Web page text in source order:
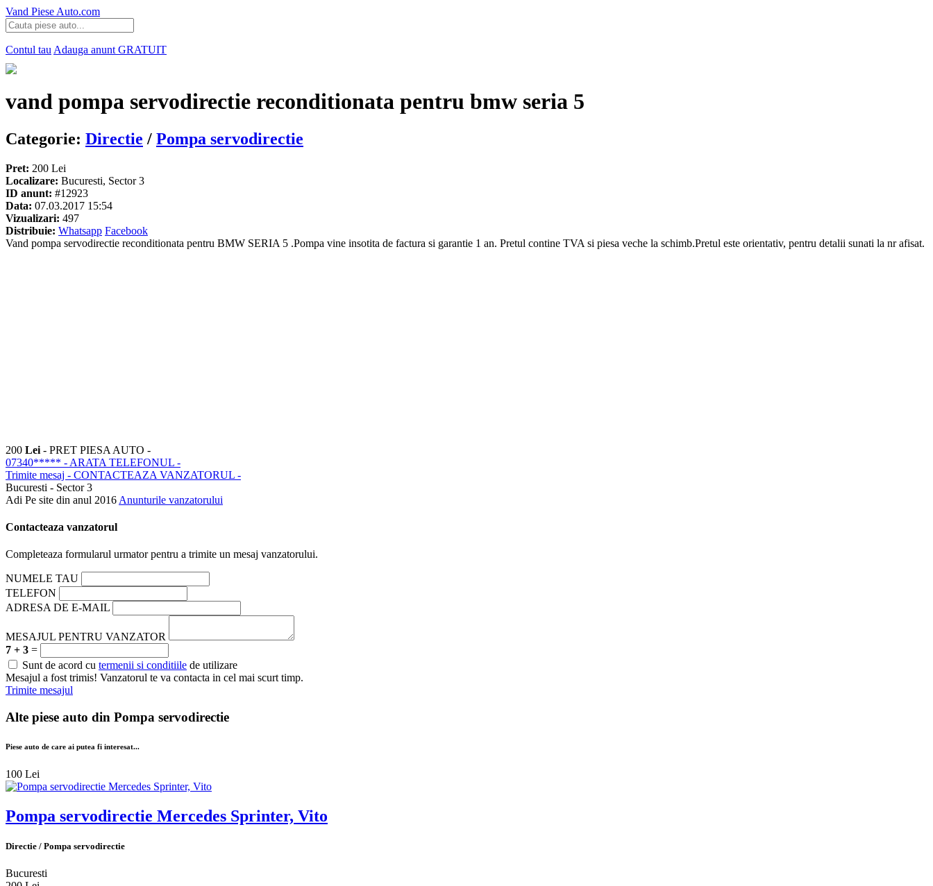
Vand Piese Auto.com
Contul tau Adauga anunt GRATUIT
vand pompa servodirectie reconditionata pentru bmw seria 5
Categorie: Directie / Pompa servodirectie
Pret: 200 Lei
Localizare: Bucuresti, Sector 3
ID anunt: #12923
Data: 07.03.2017 15:54
Vizualizari: 497
Distribuie: Whatsapp Facebook
Vand pompa servodirectie reconditionata pentru BMW SERIA 5 .Pompa vine insotita de factura si garantie 1 an. Pretul contine TVA si piesa veche la schimb.Pretul este orientativ, pentru detalii sunati la nr afisat.
200 Lei - PRET PIESA AUTO -
07340***** - ARATA TELEFONUL -
Trimite mesaj - CONTACTEAZA VANZATORUL -
Bucuresti - Sector 3
Adi Pe site din anul 2016 Anunturile vanzatorului
Contacteaza vanzatorul
Completeaza formularul urmator pentru a trimite un mesaj vanzatorului.
NUMELE TAU
TELEFON
ADRESA DE E-MAIL
MESAJUL PENTRU VANZATOR
7 + 3 =
Sunt de acord cu termenii si conditiile de utilizare
Mesajul a fost trimis! Vanzatorul te va contacta in cel mai scurt timp.
Trimite mesajul
Alte piese auto din Pompa servodirectie
Piese auto de care ai putea fi interesat...
100 Lei
Pompa servodirectie Mercedes Sprinter, Vito
Directie / Pompa servodirectie
Bucuresti